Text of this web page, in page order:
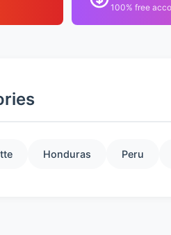
100% free
Honduras Peru